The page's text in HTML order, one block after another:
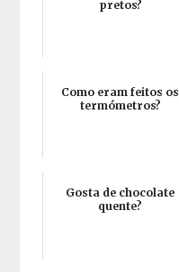
pretos?
Como eram feitos os
termómetros?
Gosta de chocolate
quente?